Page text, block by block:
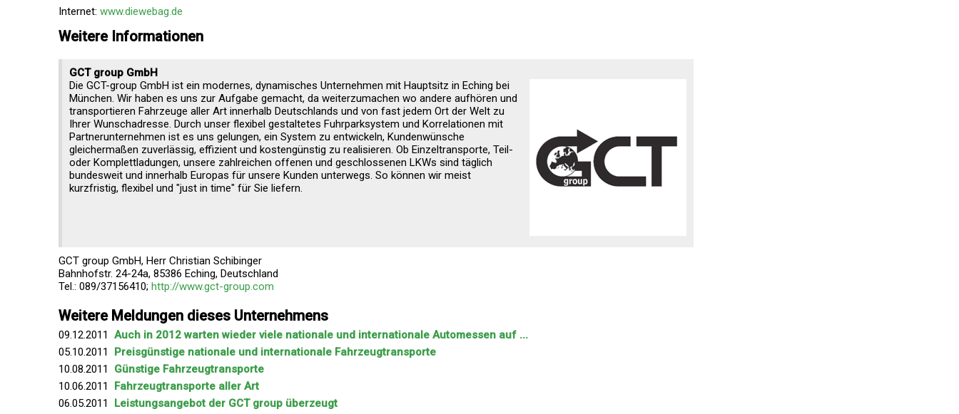
Internet: www.diewebag.de
Weitere Informationen
GCT group GmbH
Die GCT-group GmbH ist ein modernes, dynamisches Unternehmen mit Hauptsitz in Eching bei
München. Wir haben es uns zur Aufgabe gemacht, da weiterzumachen wo andere aufhören und
transportieren Fahrzeuge aller Art innerhalb Deutschlands und von fast jedem Ort der Welt zu
Ihrer Wunschadresse. Durch unser flexibel gestaltetes Fuhrparksystem und Korrelationen mit
Partnerunternehmen ist es uns gelungen, ein System zu entwickeln, Kundenwünsche
gleichermaßen zuverlässig, effizient und kostengünstig zu realisieren. Ob Einzeltransporte, Teil-
oder Komplettladungen, unsere zahlreichen offenen und geschlossenen LKWs sind täglich
bundesweit und innerhalb Europas für unsere Kunden unterwegs. So können wir meist
kurzfristig, flexibel und "just in time" für Sie liefern.
GCT group GmbH, Herr Christian Schibinger
Bahnhofstr. 24-24a, 85386 Eching, Deutschland
Tel.: 089/37156410; http://www.gct-group.com
Weitere Meldungen dieses Unternehmens
09.12.2011 Auch in 2012 warten wieder viele nationale und internationale Automessen auf ...
05.10.2011 Preisgünstige nationale und internationale Fahrzeugtransporte
10.08.2011 Günstige Fahrzeugtransporte
10.06.2011 Fahrzeugtransporte aller Art
06.05.2011 Leistungsangebot der GCT group überzeugt